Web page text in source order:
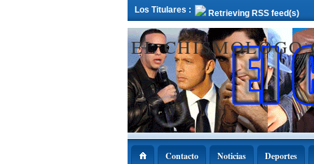
Los Titulares : Retrieving RSS feed(s)
EL
Contacto Noticias Deportes